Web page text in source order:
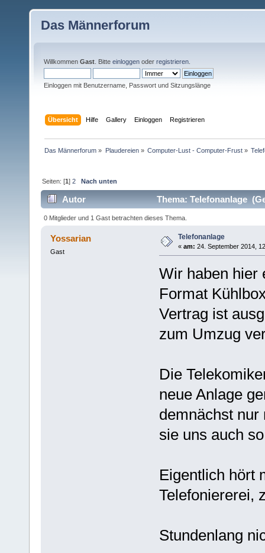
Das Männerforum
Willkommen Gast . Bitte einloggen oder registrieren
Einloggen mit Benutzername, Passwort und Sitzungslänge
Übersicht Hilfe Gallery Einloggen Registrieren
Das Männerforum » Plaudereien» Computer-Lust - Computer-Frust»
Seiten: [1]2 Nach unten
Autor Thema: Telefonanlage
0 Mitglieder und 1 Gast betrachten dieses Thema.
Yossarian
Gast
Telefonanlage
« am: 24. September 2014,
Wir haben hier
Format
Vertrag ist
zum Umzug
Die
neue Anlage
demnächst nur
sie uns auch
Eigentlich hört
Telefoniererei,
Stundenlang